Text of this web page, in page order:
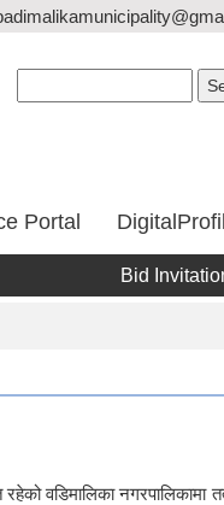
Portal
Bid Invitation
वडिमालिका नगरपालिकामा